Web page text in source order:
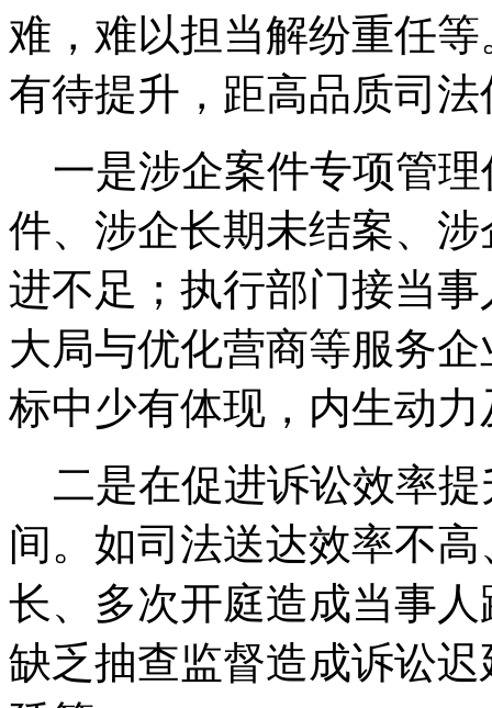
难，难以担当解纷重任
有待提升，距高品质司
一是涉企案件专项管理
件、涉企长期未结案、
进不足；执行部门接当
大局与优化营商等服务
标中少有体现，内生动
二是在促进诉讼效率提
间。如司法送达效率不
长、多次开庭造成当事
缺乏抽查监督造成诉讼